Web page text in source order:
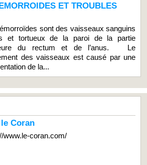
ET TROUBLES
sont des vaisseaux sanguins
et tortueux de la paroi de la partie
du rectum et de l’anus. Le
des vaisseaux est causé par une
de la...
Coran
www.le-coran.com/